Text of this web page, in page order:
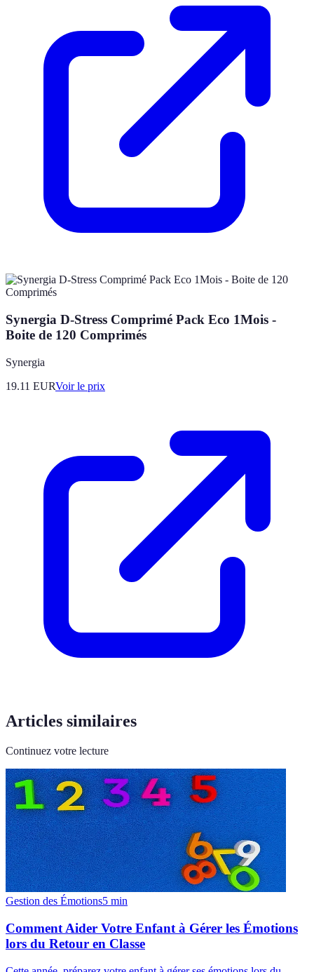
Synergia D-Stress Comprimé Pack Eco 1Mois -
Boite de 120 Comprimés
Synergia
19.11 EURVoir le prix
Articles similaires
Continuez votre lecture
Gestion des Émotions5 min
Comment Aider Votre Enfant à Gérer les Émotions
lors du Retour en Classe